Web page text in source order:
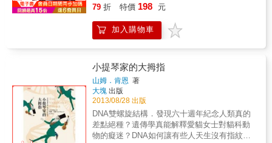
為了生存而戰。 & 迫在眉睫的威脅 & 黑死病一
下子殺死了歐洲起碼三分之一的人口，西班牙
大流感在不到一年時間裡就殺死了五千萬到一
命變成逆天而行，從而展開了一場場與致病微
生物之間的戰爭。 & 這是一部前所未有的視角
講述了在人類與細菌、病毒等微生物共存的漫
長歷史中，與他們亦敵亦友、或和諧相處，或
互相對抗的關係。尤其是人類面對一次次猛烈
的大瘟疫、流行病中，所作出的不懈努力，所
經歷的慘痛失敗。在這場漫長而沒有硝煙的戰
談及的題目大致是有關現代遺傳學發展過程中
物學發展過程中所研發出極為重要的技術層面
與倫理層面，科學是與時俱進的學問，如無關
鍵性技術的出現，許多根本問題則無法解決。
其不利於人類健康，本書即有四篇專文討論其
影響，基因工程中尤其是複製人的技術，讓人
產生道德上的不安，技術把人類推向扮演上帝
的角色，但基督教基本信念卻是人不該僭越上
帝的職權。希望讀者仔細分辨文本之述，以自
身的理智來分辨科學與倫理間微妙之平衡，並
以中華文化為基礎解釋之。本書特色★將過去
79 折 特價 198 元
加入購物車
小提琴家的大拇指
山姆．肯恩 著
大塊 出版
2013/08/28 出版
DNA雙螺旋結構．發現六十週年紀念人類真的
差點絕種？遺傳學真能解釋愛貓女士對貓科動
物的癡迷？DNA如何讓有些人天生沒有指紋？